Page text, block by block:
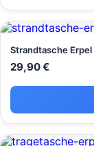
Strandtasche Erpel
29,90€